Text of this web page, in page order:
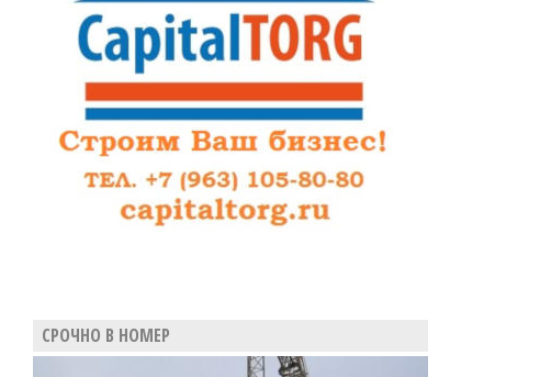
СРОЧНО В НОМЕР